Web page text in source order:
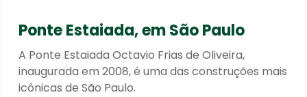
Ponte Estaiada, em São Paulo
A Ponte Estaiada Octavio Frias de Oliveira,
inaugurada em 2008, é uma das construções mais
icônicas de São Paulo.